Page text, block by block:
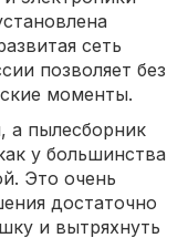
сеть
позволяет без
моменты.
а пылесборник
у большинства
Это очень
достаточно
и вытряхнуть